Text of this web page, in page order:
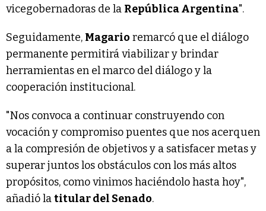
vicegobernadoras de la República Argentina".
Seguidamente, Magario remarcó que el diálogo
permanente permitirá viabilizar y brindar
herramientas en el marco del diálogo y la
cooperación institucional.
"Nos convoca a continuar construyendo con
vocación y compromiso puentes que nos acerquen
a la compresión de objetivos y a satisfacer metas y
superar juntos los obstáculos con los más altos
propósitos, como vinimos haciéndolo hasta hoy",
añadió latitular del Senado.